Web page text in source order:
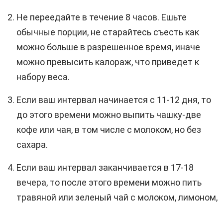
Не переедайте в течение 8 часов. Ешьте
обычные порции, не старайтесь съесть как
можно больше в разрешенное время, иначе
можно превысить калораж, что приведет к
набору веса.
Если ваш интервал начинается с 11-12 дня, то
до этого времени можно выпить чашку-две
кофе или чая, в том числе с молоком, но без
сахара.
Если ваш интервал заканчивается в 17-18
вечера, то после этого времени можно пить
травяной или зеленый чай с молоком, лимоном,